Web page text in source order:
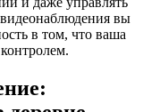
вы
в том, что ваша